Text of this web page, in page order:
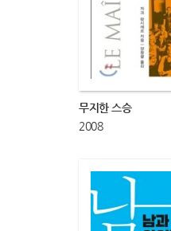
무지한 스승
2008